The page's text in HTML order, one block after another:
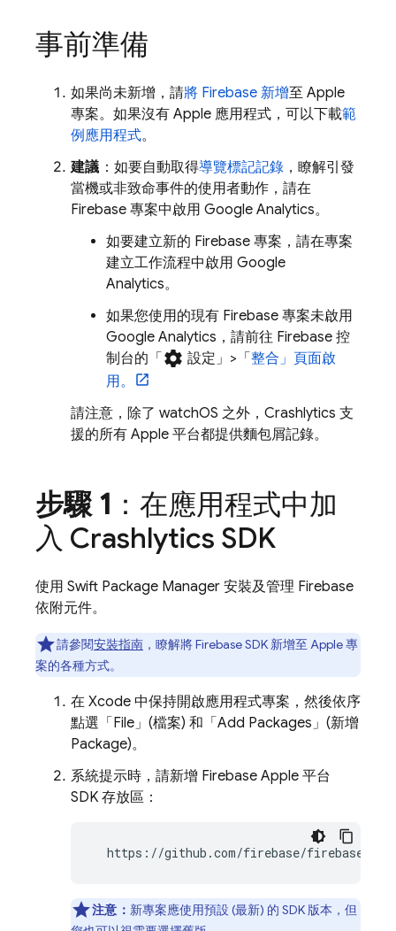
事前準備
如果尚未新增，請將 Firebase 新增至 Apple
專案。如果沒有 Apple 應用程式，可以下載範
例應用程式。
建議 ：如要自動取得導覽標記記錄，瞭解引發
當機或非致命事件的使用者動作，請在
Firebase 專案中啟用 Google Analytics。
如要建立新的 Firebase 專案，請在專案
建立工作流程中啟用 Google
Analytics。
如果您使用的現有 Firebase 專案未啟用
Google Analytics ，請前往 Firebase 控
制台的「 settings 設定」>「 整合」頁面啟
用。
請注意，除了 watchOS 之外， Crashlytics 支
援的所有 Apple 平台都提供麵包屑記錄。
步驟 1 ：在應用程式中加
入 Crashlytics SDK
使用 Swift Package Manager 安裝及管理 Firebase
依附元件。
請參閱安裝指南 ，瞭解將 Firebase SDK 新增至 Apple 專
案的各種方式。
在 Xcode 中保持開啟應用程式專案，然後依序
點選「File」(檔案) 和「Add Packages」(新增
Package)。
系統提示時，請新增 Firebase Apple 平台
SDK 存放區：
https://github.com/firebase/firebase-
注意： 新專案應使用預設 (最新) 的 SDK 版本，但